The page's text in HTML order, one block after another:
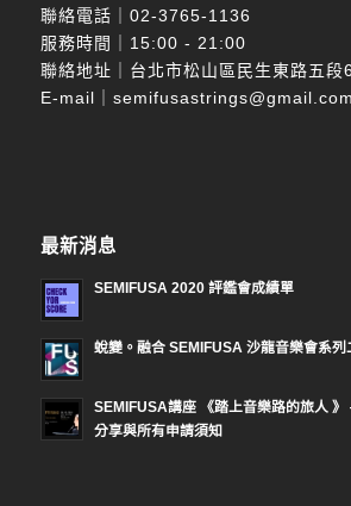
聯絡電話｜ 02-3765-1136
服務時間｜15:00 - 21:00
聯絡地址｜台北市松山區民生東路五
E-mail｜ semifusastrings@gmail.com
最新消息
SEMIFUSA 2020 評鑑會成績單
蛻變。融合 SEMIFUSA 沙龍音樂會系列
SEMIFUSA講座 《踏上音樂路的旅人
分享與所有申請須知